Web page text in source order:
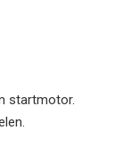
startmotor.